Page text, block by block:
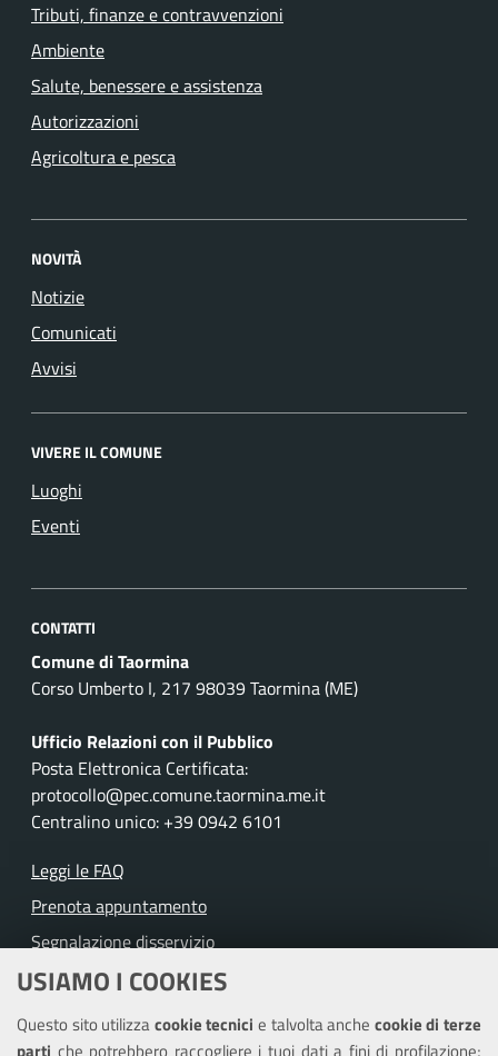
USIAMO I COOKIES
Questo sito utilizzacookie tecnicie talvolta anche cookie di terze
Tributi, finanze e contravvenzioni
Ambiente
Salute, benessere e assistenza
Autorizzazioni
Agricoltura e pesca
NOVITÀ
Notizie
Comunicati
Avvisi
VIVERE IL COMUNE
Luoghi
Eventi
CONTATTI
Comune di Taormina
Corso Umberto I, 217 98039 Taormina (ME)
Ufficio Relazioni con il Pubblico
Posta Elettronica Certificata:
protocollo@pec.comune.taormina.me.it
Centralino unico: +39 0942 6101
Leggi le FAQ
Prenota appuntamento
Segnalazione disservizio
Richiesta assistenza
Amministrazione trasparente